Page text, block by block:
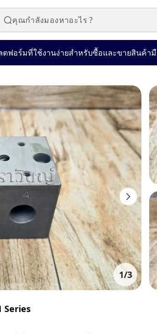
มที่ใช้งานง่ายสำหรับซื้อและขายสินค้ามือสอง!
1/3
Series